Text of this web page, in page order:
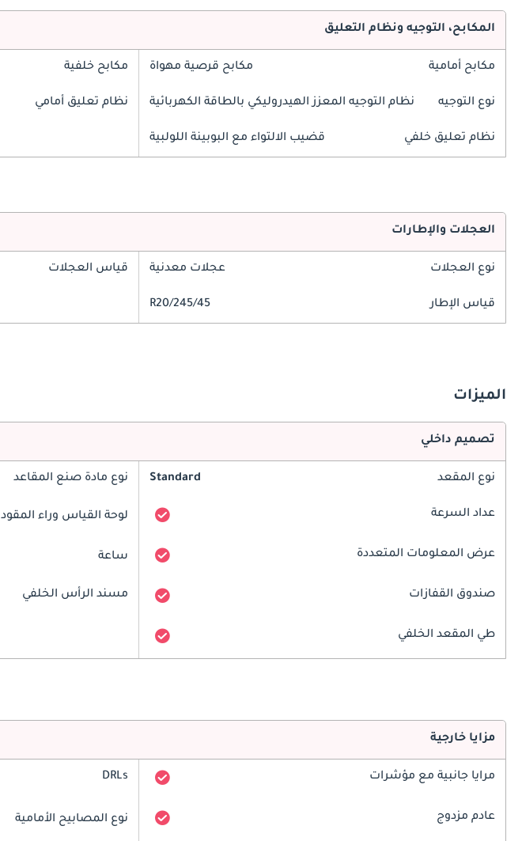
المكابح، التوجيه ونظام التعليق
مكابح أمامية مكابح قرصية مهواة مكابح خلفية
نوع التوجيه نظام التوجيه المعزز الهيدروليكي بالطاقة الكهربائية نظام تعليق أمامي
نظام تعليق خلفي قضيب الالتواء مع البوبينة اللولبية
العجلات والإطارات
نوع العجلات عجلات معدنية قياس العجلات
قياس الإطار 245/45/R20
الميزات
تصميم داخلي
نوع المقعد Standard نوع مادة صنع المقاعد
عداد السرعة لوحة القياس وراء المقود
عرض المعلومات المتعددة ساعة
صندوق القفازات مسند الرأس الخلفي
طي المقعد الخلفي
مزايا خارجية
مرايا جانبية مع مؤشرات DRLs
عادم مزدوج نوع المصابيح الأمامية